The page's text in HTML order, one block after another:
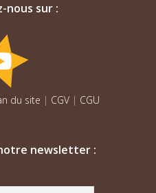
nous sur :
du site | CGV | CGU
newsletter :